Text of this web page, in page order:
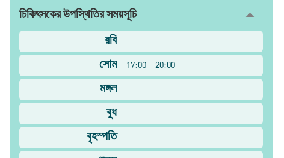
চিকিৎসকের উপস্থিতির সময়সূচি
রবি
সোম
17:00 - 20:00
মঙ্গল
বুধ
বৃহস্পতি